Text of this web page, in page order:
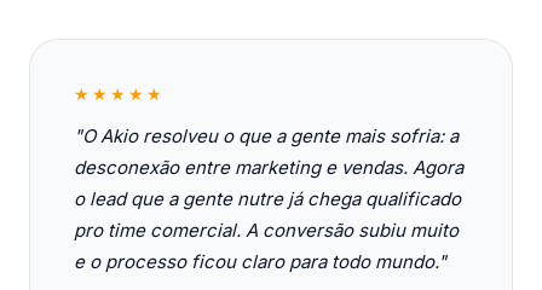
★★★★★
"O Akio resolveu o que a gente mais sofria: a
desconexão entre marketing e vendas. Agora
o lead que a gente nutre já chega qualificado
pro time comercial. A conversão subiu muito
e o processo ficou claro para todo mundo."